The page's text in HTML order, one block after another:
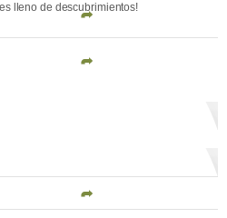
lleno de descubrimientos!